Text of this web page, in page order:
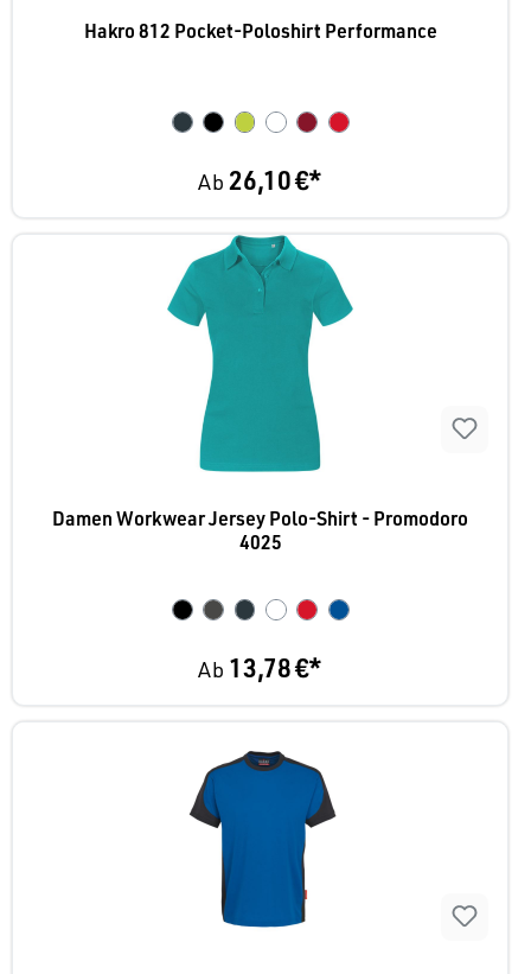
Hakro 812 Pocket-Poloshirt Performance
Ab26,10 €*
Damen Workwear Jersey Polo-Shirt - Promodoro
4025
Ab 13,78 €*